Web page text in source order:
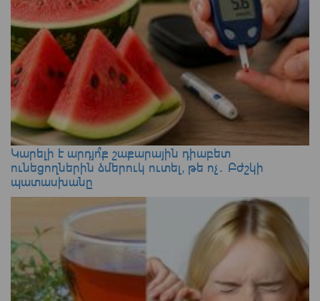
Կարելի է արդյո՞ք շաքարային դիաբետ
ունեցողներին ձմերուկ ուտել, թե ոչ․ Բժշկի
պատասխանը